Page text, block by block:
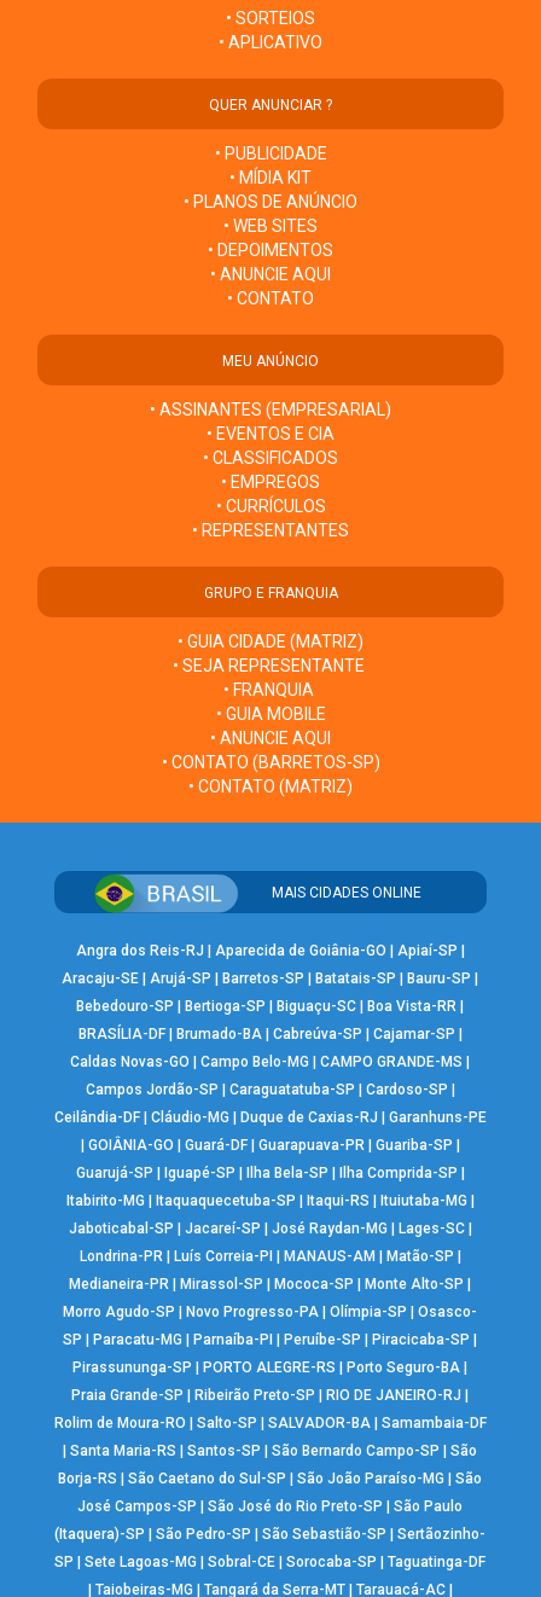
• SORTEIOS
• APLICATIVO
QUER ANUNCIAR ?
• PUBLICIDADE
• MÍDIA KIT
• PLANOS DE ANÚNCIO
• WEB SITES
• DEPOIMENTOS
• ANUNCIE AQUI
• CONTATO
MEU ANÚNCIO
• ASSINANTES (EMPRESARIAL)
• EVENTOS E CIA
• CLASSIFICADOS
• EMPREGOS
• CURRÍCULOS
• REPRESENTANTES
GRUPO E FRANQUIA
• GUIA CIDADE (MATRIZ)
• SEJA REPRESENTANTE
• FRANQUIA
• GUIA MOBILE
• ANUNCIE AQUI
• CONTATO (BARRETOS-SP)
• CONTATO (MATRIZ)
MAIS CIDADES ONLINE
Angra dos Reis-RJ Aparecida de Goiânia-GO Apiaí-SP
Aracaju-SE |Arujá-SP Barretos-SP Batatais-SP Bauru-SP
Bebedouro-SP
Bertioga-SP Biguaçu-SC Boa Vista-RR
BRASÍLIA-DF| Brumado-BA| Cabreúva-SP Cajamar-SP
Caldas Novas-GO
|Campo Belo-MG |CAMPO GRANDE-MS
Campos Jordão-SP
Caraguatatuba-SP Cardoso-SP
Ceilândia-DF| Cláudio-MG Duque de Caxias-RJ
Garanhuns-PE
GOIÂNIA-GO Guará-DF| Guarapuava-PR| Guariba-SP
Guarujá-SP
Iguapé-SP Ilha Bela-SP Ilha Comprida-SP
Itabirito-MG
Itaquaquecetuba-SP Itaqui-RS Ituiutaba-MG
Jaboticabal-SP
Jacareí-SP José Raydan-MG Lages-SC|
Londrina-PR| Luís Correia-PI MANAUS-AM Matão-SP
Medianeira-PR
Mirassol-SP Mococa-SP Monte Alto-SP
Morro Agudo-SP
Novo Progresso-PA |Olímpia-SP |Osasco-
SP
Paracatu-MG Parnaíba-PI Peruíbe-SP Piracicaba-SP
Pirassununga-SP
PORTO ALEGRE-RS Porto Seguro-BA
Praia Grande-SP
Ribeirão Preto-SP RIO DE JANEIRO-RJ
Rolim de Moura-RO
Salto-SP SALVADOR-BA| Samambaia-DF
|Santa Maria-RS |Santos-SP |São Bernardo Campo-SP |São
Borja-RS
|São Caetano do Sul-SP |São João Paraíso-MG |São
José Campos-SP
|São José do Rio Preto-SP |São Paulo
(Itaquera)-SP
|São Pedro-SP |São Sebastião-SP |Sertãozinho-
SP
|Sete Lagoas-MG |Sobral-CE |Sorocaba-SP |Taguatinga-DF
Taiobeiras-MG Tangará da Serra-MT| Tarauacá-AC|